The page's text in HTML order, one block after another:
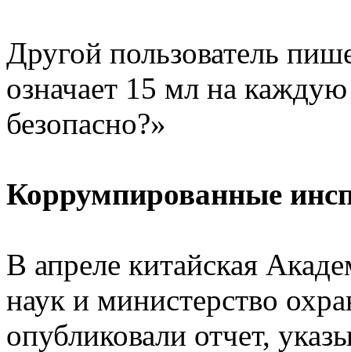
Другой пользователь
означает 15 мл на
безопасно?»
Коррумпированные
В апреле китайская
наук и министерство
опубликовали отчет,